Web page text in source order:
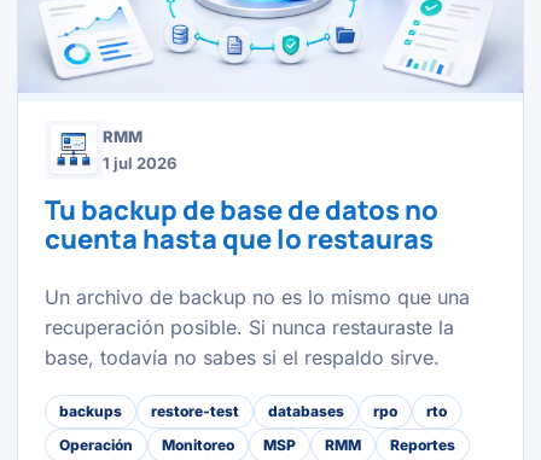
RMM
1 jul 2026
Tu backup de base de datos no
cuenta hasta que lo restauras
Un archivo de backup no es lo mismo que una
recuperación posible. Si nunca restauraste la
base, todavía no sabes si el respaldo sirve.
backups restore-test databases rpo
rto
Operación
Monitoreo MSP RMM Reportes